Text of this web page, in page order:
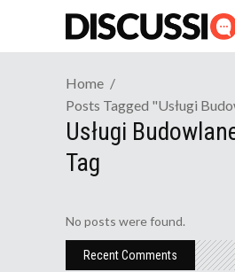
Home
Posts Tagged "usługi
Usługi
Tag
No posts were found.
Recent Comments